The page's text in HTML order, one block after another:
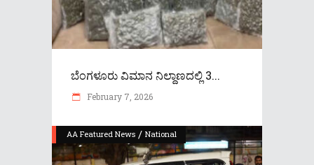
ಬೆಂಗಳೂರು ವಿಮಾನ ನಿಲ್ದಾಣದಲ್ಲಿ 3...
February 7, 2026
AA Featured News / National